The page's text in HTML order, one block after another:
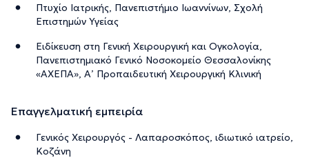
Πτυχίο Ιατρικής, Πανεπιστήμιο Ιωαννίνων, Σχολή
Επιστημών Υγείας
Ειδίκευση στη Γενική Χειρουργική και Ογκολογία,
Πανεπιστημιακό Γενικό Νοσοκομείο Θεσσαλονίκης
«ΑΧΕΠΑ», Α’ Προπαιδευτική Χειρουργική Κλινική
Επαγγελματική εμπειρία
Γενικός Χειρουργός - Λαπαροσκόπος, ιδιωτικό ιατρείο,
Κοζάνη